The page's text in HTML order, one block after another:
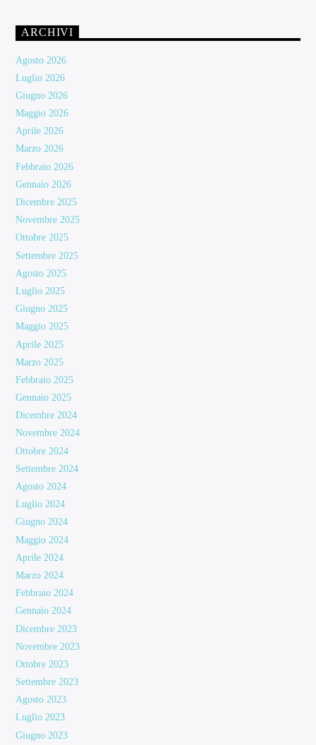
ARCHIVI
Agosto 2026
Luglio 2026
Giugno 2026
Maggio 2026
Aprile 2026
Marzo 2026
Febbraio 2026
Gennaio 2026
Dicembre 2025
Novembre 2025
Ottobre 2025
Settembre 2025
Agosto 2025
Luglio 2025
Giugno 2025
Maggio 2025
Aprile 2025
Marzo 2025
Febbraio 2025
Gennaio 2025
Dicembre 2024
Novembre 2024
Ottobre 2024
Settembre 2024
Agosto 2024
Luglio 2024
Giugno 2024
Maggio 2024
Aprile 2024
Marzo 2024
Febbraio 2024
Gennaio 2024
Dicembre 2023
Novembre 2023
Ottobre 2023
Settembre 2023
Agosto 2023
Luglio 2023
Giugno 2023